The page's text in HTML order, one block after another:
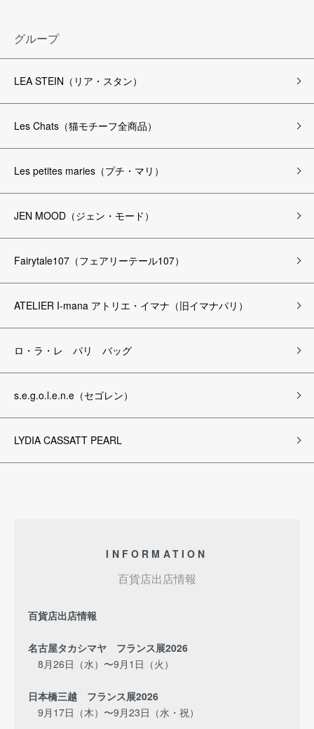
グループ
LEA STEIN（リア・スタン）
Les Chats（猫モチーフ全商品）
Les petites maries（プチ・マリ）
JEN MOOD（ジェン・モード）
Fairytale107（フェアリーテール107）
ATELIER I-mana アトリエ・イマナ（旧イマナパリ）
ロ・ラ・レ パリ バッグ
s.e.g.o.l.e.n.e（セゴレン）
LYDIA CASSATT PEARL
INFORMATION
百貨店出店情報
百貨店出店情報
名古屋タカシマヤ フランス展2026
8月26日（水）〜9月1日（火）
日本橋三越 フランス展2026
9月17日（木）〜9月23日（水・祝）